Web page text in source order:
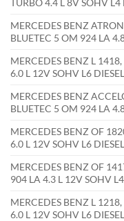
MERCEDES BENZ
BLUETEC 5 OM 924 LA
MERCEDES BENZ L
6.0 L 12V SOHV L6
MERCEDES BENZ
BLUETEC 5 OM 924 LA
MERCEDES BENZ OF
6.0 L 12V SOHV L6
MERCEDES BENZ OF
904 LA 4.3 L 12V SOHV
MERCEDES BENZ L
6.0 L 12V SOHV L6